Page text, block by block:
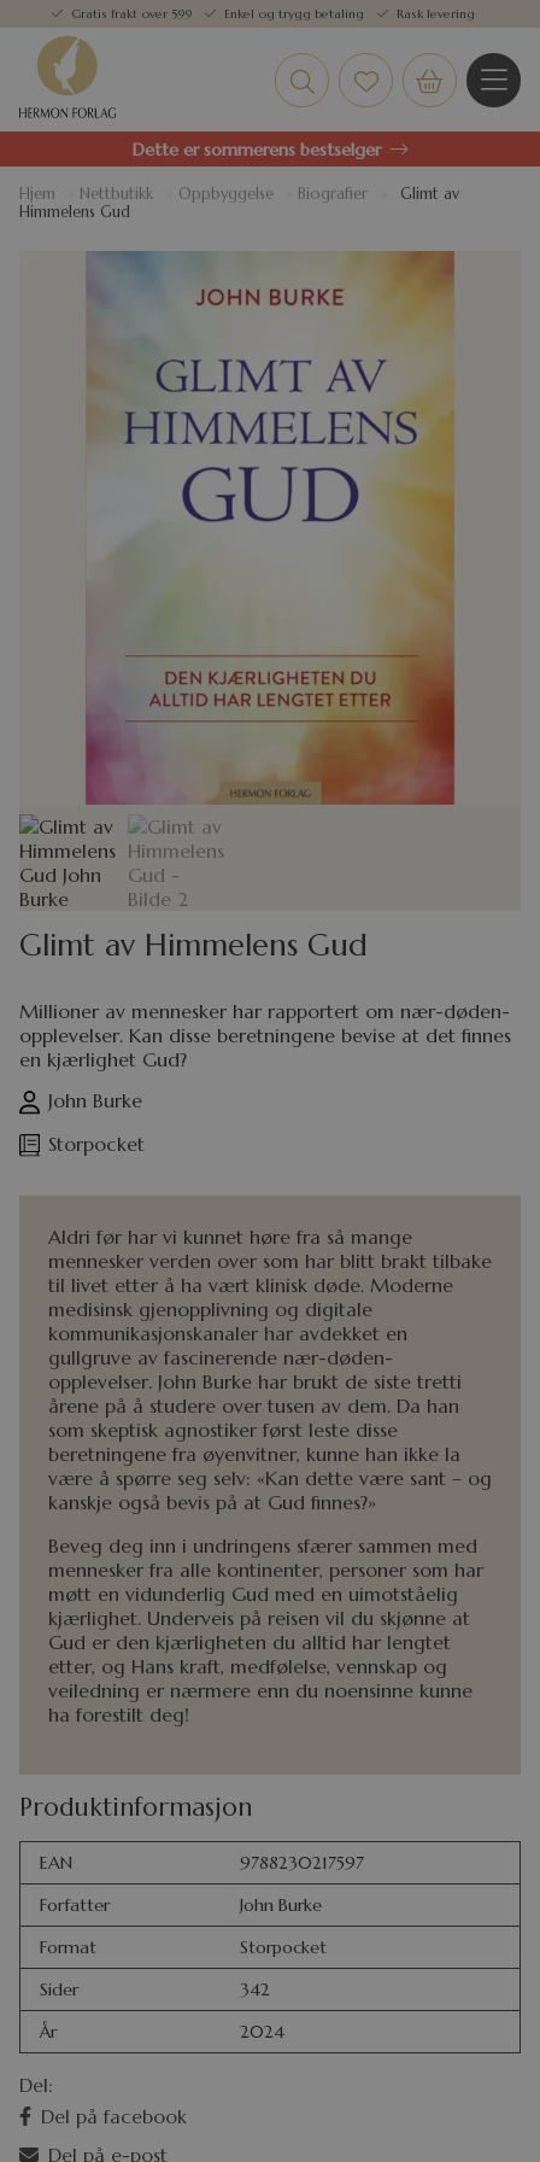
Gratis frakt over 599 Enkel og trygg betaling Rask levering
Dette er sommerens bestselger
Hjem Nettbutikk Oppbyggelse Biografier
Glimt av
Himmelens Gud
Glimt av Himmelens Gud
Millioner av mennesker har rapportert om nær-døden-
opplevelser. Kan disse beretningene bevise at det finnes
en kjærlighet Gud?
John Burke
Storpocket
Del:
Del på facebook
Del på e-post
Aldri før har vi kunnet høre fra så mange
mennesker verden over som har blitt brakt tilbake
til livet etter å ha vært klinisk døde. Moderne
medisinsk gjenopplivning og digitale
kommunikasjonskanaler har avdekket en
gullgruve av fascinerende nær-døden-
opplevelser. John Burke har brukt de siste tretti
årene på å studere over tusen av dem. Da han
som skeptisk agnostiker først leste disse
beretningene fra øyenvitner, kunne han ikke la
være å spørre seg selv: «Kan dette være sant – og
kanskje også bevis på at Gud finnes?»
Beveg deg inn i undringens sfærer sammen med
mennesker fra alle kontinenter, personer som har
møtt en vidunderlig Gud med en uimotståelig
kjærlighet. Underveis på reisen vil du skjønne at
Gud er den kjærligheten du alltid har lengtet
etter, og Hans kraft, medfølelse, vennskap og
veiledning er nærmere enn du noensinne kunne
ha forestilt deg!
Produktinformasjon
EAN
9788230217597
Forfatter
John Burke
Format
Storpocket
Sider
342
År
2024